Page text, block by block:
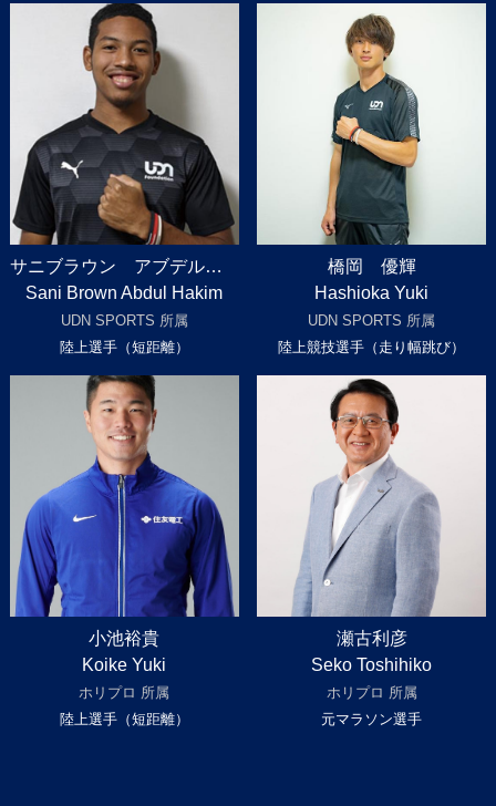
サニブラウン アブデルハキーム
Sani Brown Abdul Hakim
UDN SPORTS 所属
陸上選手（短距離）
橋岡 優輝
Hashioka Yuki
UDN SPORTS 所属
陸上競技選手（走り幅跳び）
小池裕貴
Koike Yuki
ホリプロ 所属
陸上選手（短距離）
瀬古利彦
Seko Toshihiko
ホリプロ 所属
元マラソン選手